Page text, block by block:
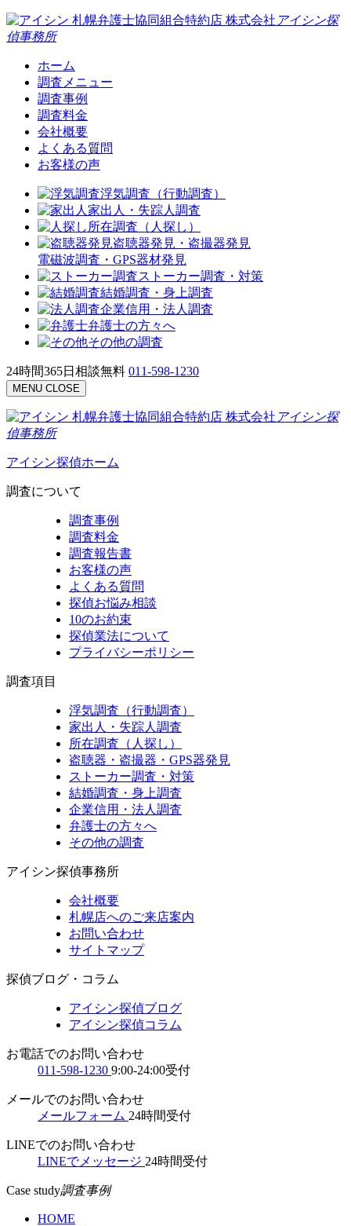
札幌弁護士協同組合特約店 株式会社 アイシン探
偵事務所
ホーム
調査メニュー
調査事例
調査料金
会社概要
よくある質問
お客様の声
浮気調査（行動調査）
家出人・失踪人調査
所在調査（人探し）
盗聴器発見・盗撮器発見
電磁波調査・GPS器材発見
ストーカー調査・対策
結婚調査・身上調査
企業信用・法人調査
弁護士の方々へ
その他の調査
24時間365日相談無料 011-598-1230
MENU CLOSE
札幌弁護士協同組合特約店 株式会社 アイシン探
偵事務所
アイシン探偵ホーム
調査について
調査事例
調査料金
調査報告書
お客様の声
よくある質問
探偵お悩み相談
10のお約束
探偵業法について
プライバシーポリシー
調査項目
浮気調査（行動調査）
家出人・失踪人調査
所在調査（人探し）
盗聴器・盗撮器・GPS器発見
ストーカー調査・対策
結婚調査・身上調査
企業信用・法人調査
弁護士の方々へ
その他の調査
アイシン探偵事務所
会社概要
札幌店へのご来店案内
お問い合わせ
サイトマップ
探偵ブログ・コラム
アイシン探偵ブログ
アイシン探偵コラム
お電話でのお問い合わせ
011-598-1230 9:00-24:00受付
メールでのお問い合わせ
メールフォーム 24時間受付
LINEでのお問い合わせ
LINEでメッセージ 24時間受付
Case study調査事例
HOME